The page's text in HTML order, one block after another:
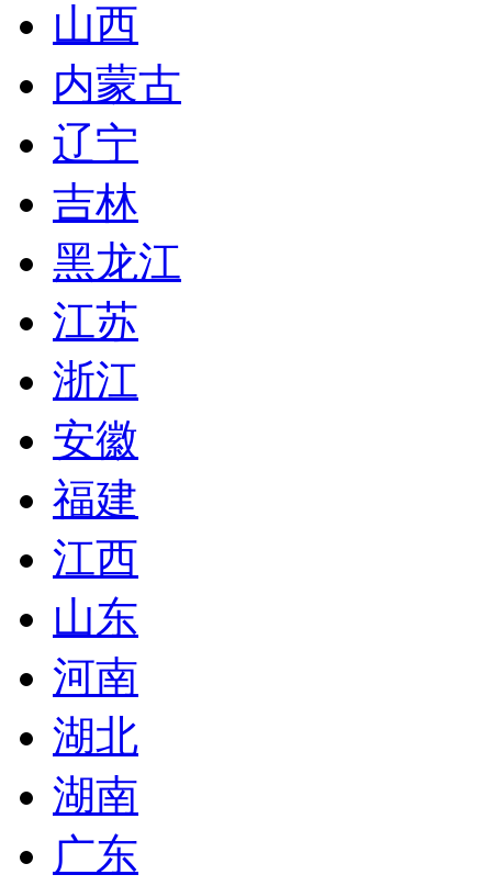
山西
内蒙古
辽宁
吉林
黑龙江
江苏
浙江
安徽
福建
江西
山东
河南
湖北
湖南
广东